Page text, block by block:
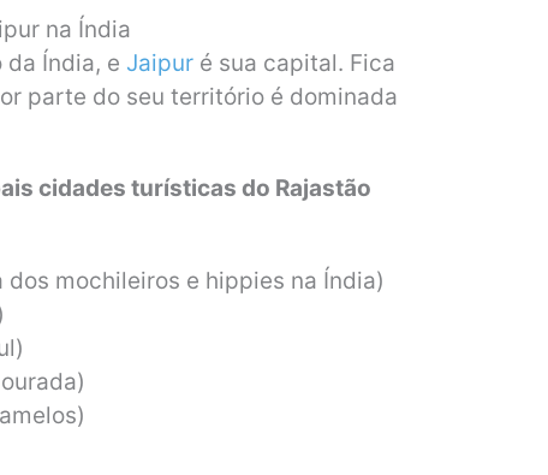
na Índia
da Índia, e Jaipuré sua capital. Fica
parte do seu território é dominada
cidades turísticas do Rajastão
dos mochileiros e hippies na Índia)